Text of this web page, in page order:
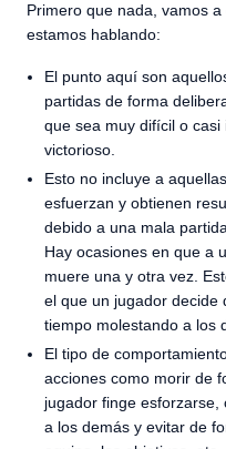
Primero que nada, vamos
estamos hablando:
El punto aquí son
partidas de forma
que sea muy difícil o
victorioso.
Esto no incluye a
esfuerzan y obtienen
debido a una mala
Hay ocasiones en que a
muere una y otra vez.
el que un jugador decide
tiempo molestando a los
El tipo de
acciones como morir de
jugador finge
a los demás y evitar de